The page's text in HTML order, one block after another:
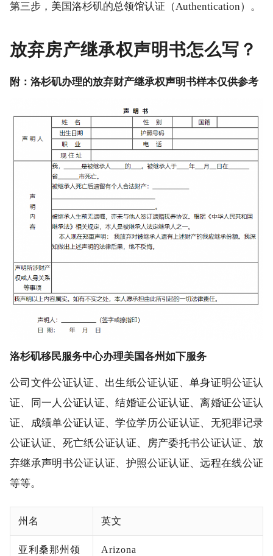
第三步，美国洛杉矶的总领馆认证（Authentication）。
放弃房产继承权声明书怎么写？
附：洛杉矶办理的放弃财产继承权声明书样本仅供参考
洛杉矶移民服务中心办理美国各州如下服务
公司文件公证认证、出生纸公证认证、单身证明公证认
证、同一人公证认证、结婚证公证认证、离婚证公证认
证、成绩单公证认证、学位学历公证认证、无犯罪记录
公证认证、死亡纸公证认证、房产委托书公证认证、放
弃继承声明书公证认证、护照公证认证、远程在线公证
等等。
州名 英文
亚利桑那州领 Arizona